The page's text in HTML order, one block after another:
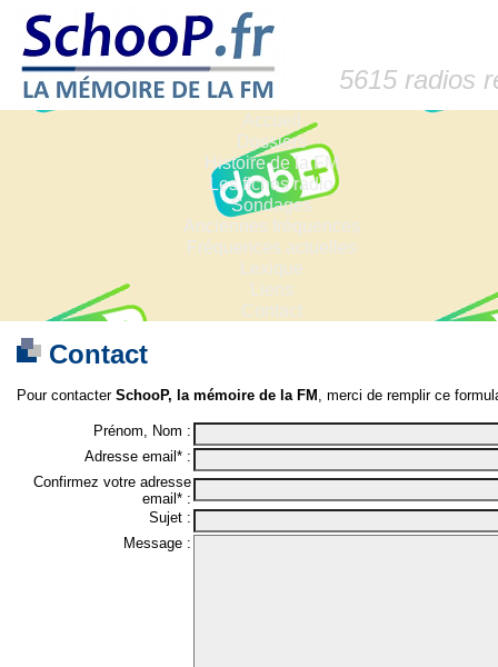
5615 radios
Accueil
Dossiers
Histoire de la FM
Les fiches radio
Sondages
Anciennes fréquences
Fréquences actuelles
Lexique
Liens
Contact
Contact
Pour contacter SchooP, la mémoire de la FM , merci de remplir ce
Prénom, Nom :
Adresse email* :
Confirmez votre adresse
email* :
Sujet :
Message :